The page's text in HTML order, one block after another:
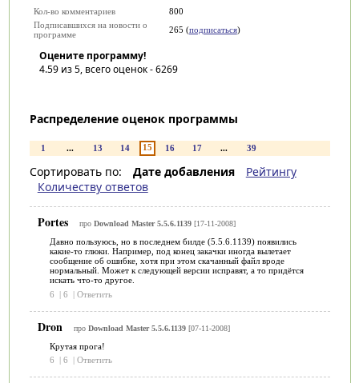
Кол-во комментариев
800
Подписавшихся на новости о
программе
265 (подписаться)
Оцените программу!
4.59из 5, всего оценок -6269
Распределение оценок программы
1 ... 13 14 15 16 17 ... 39
Сортировать по: Дате добавления
Рейтингу
Количеству ответов
Portes про Download Master 5.5.6.1139[17-11-2008]
Давно пользуюсь, но в последнем билде (5.5.6.1139) появились
какие-то глюки. Например, под конец закачки иногда вылетает
сообщение об ошибке, хотя при этом скачанный файл вроде
нормальный. Может к следующей версии исправят, а то придётся
искать что-то другое.
6
| 6 | Ответить
Dron про Download Master 5.5.6.1139[07-11-2008]
Крутая прога!
6
| 6 | Ответить